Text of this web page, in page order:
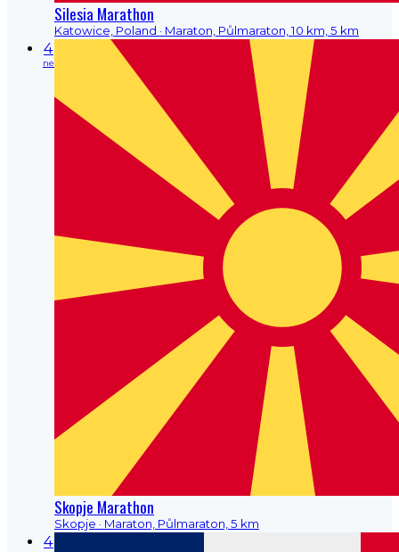
Silesia Marathon
Katowice, Poland · Maraton, Půlmaraton, 10 km, 5 km
4
ne
Skopje Marathon
Skopje · Maraton, Půlmaraton, 5 km
4